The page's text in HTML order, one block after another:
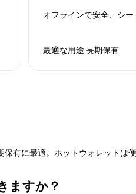
オフラインで安全、シー
最適な用途 長期保有
有に最適。ホットウォレットは
ますか？